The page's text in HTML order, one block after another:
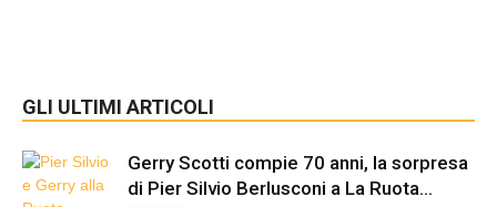
GLI ULTIMI ARTICOLI
Gerry Scotti compie 70 anni, la sorpresa
di Pier Silvio Berlusconi a La Ruota...